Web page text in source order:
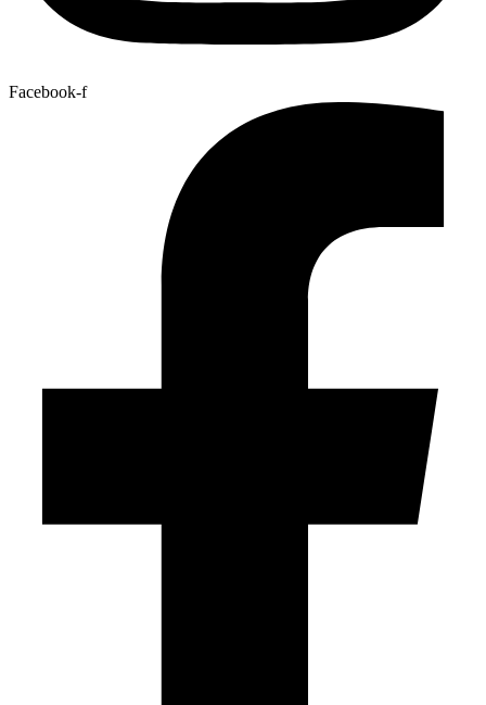
Facebook-f